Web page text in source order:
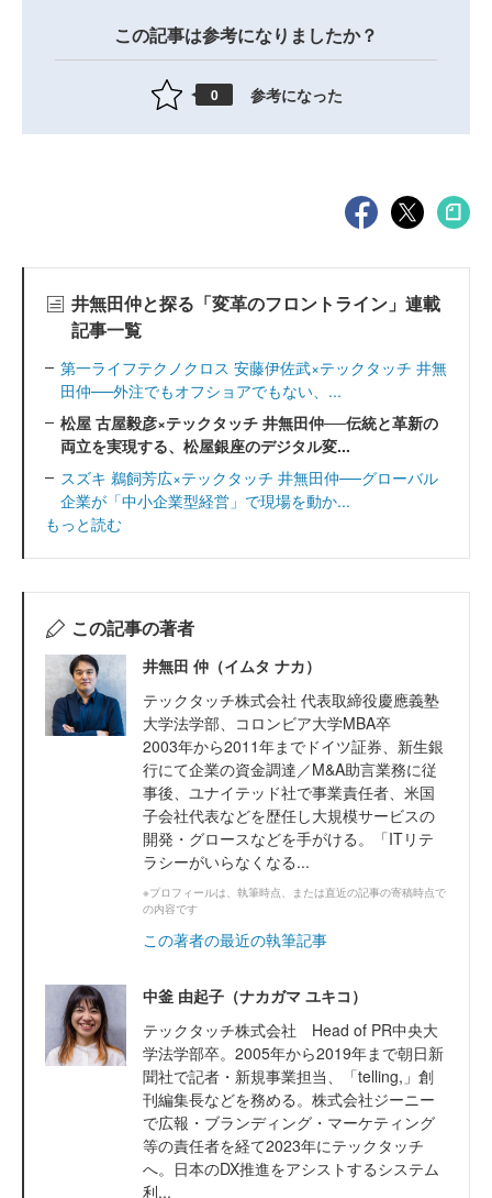
この記事は参考になりましたか？
0 参考になった
井無田仲と探る「変革のフロントライン」連載
記事一覧
第一ライフテクノクロス 安藤伊佐武×テックタッチ 井無
田仲──外注でもオフショアでもない、...
松屋 古屋毅彦×テックタッチ 井無田仲──伝統と革新の
両立を実現する、松屋銀座のデジタル変...
スズキ 鵜飼芳広×テックタッチ 井無田仲──グローバル
企業が「中小企業型経営」で現場を動か...
もっと読む
この記事の著者
井無田 仲（イムタ ナカ）
テックタッチ株式会社 代表取締役慶應義塾
大学法学部、コロンビア大学MBA卒
2003年から2011年までドイツ証券、新生銀
行にて企業の資金調達／M&A助言業務に従
事後、ユナイテッド社で事業責任者、米国
子会社代表などを歴任し大規模サービスの
開発・グロースなどを手がける。「ITリテ
ラシーがいらなくなる...
※プロフィールは、執筆時点、または直近の記事の寄稿時点で
の内容です
この著者の最近の執筆記事
中釜 由起子（ナカガマ ユキコ）
テックタッチ株式会社 Head of PR中央大
学法学部卒。2005年から2019年まで朝日新
聞社で記者・新規事業担当、「telling,」創
刊編集長などを務める。株式会社ジーニー
で広報・ブランディング・マーケティング
等の責任者を経て2023年にテックタッチ
へ。日本のDX推進をアシストするシステム
利...